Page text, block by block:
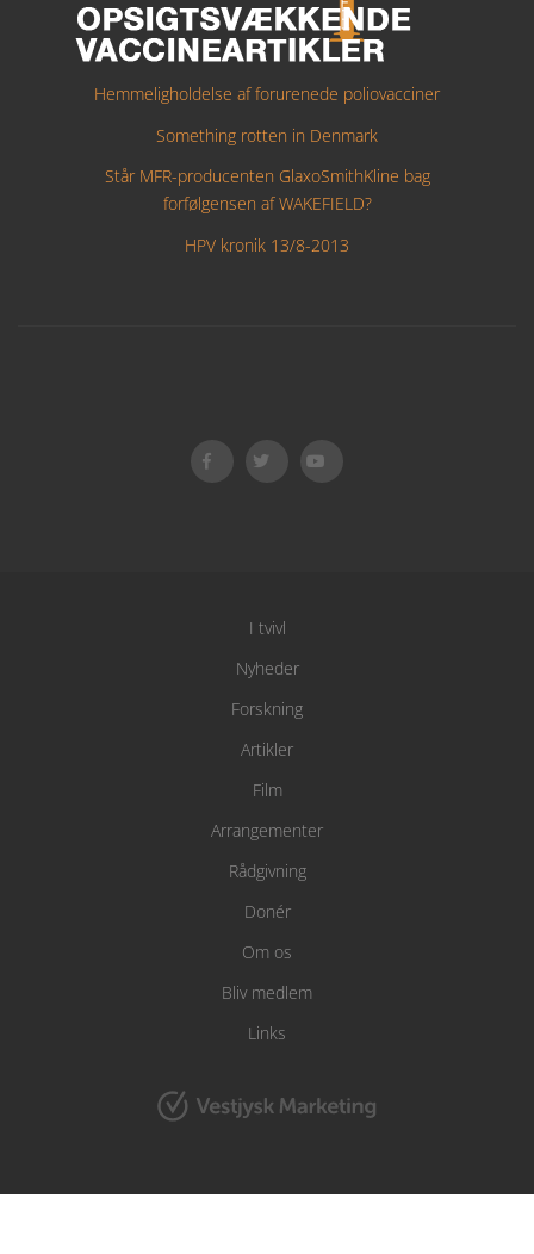
Hemmeligholdelse af forurenede poliovacciner
Something rotten in Denmark
Står MFR-producenten GlaxoSmithKline bag
forfølgensen af WAKEFIELD?
HPV kronik 13/8-2013
I tvivl
Nyheder
Forskning
Artikler
Film
Arrangementer
Rådgivning
Donér
Om os
Bliv medlem
Links